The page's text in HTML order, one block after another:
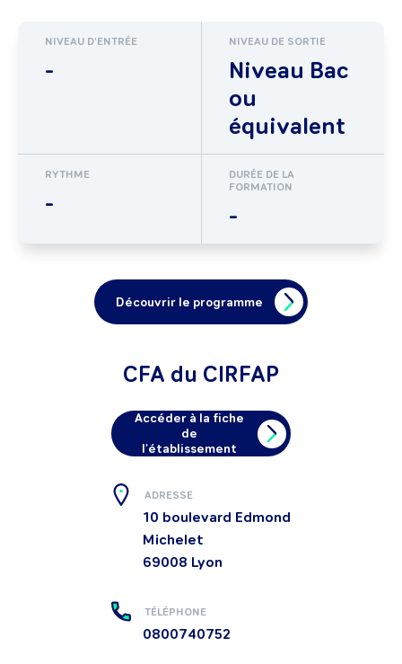
NIVEAU D'ENTRÉE
-
NIVEAU DE SORTIE
Niveau Bac
ou
équivalent
RYTHME
-
DURÉE DE LA
FORMATION
-
Découvrir le programme
CFA du CIRFAP
Accéder à la fiche
de
l'établissement
ADRESSE
10 boulevard Edmond
Michelet
69008 Lyon
TÉLÉPHONE
0800740752